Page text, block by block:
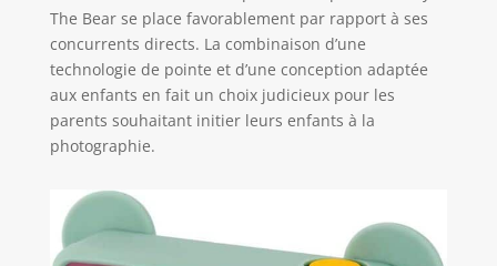
Kidamento,
reconnue pour sa
facilité d'utilisation
et sa durabilité.
Dès leur
l'enthousiasme des
enfants.
The Bear se place favorablement par rapport à ses
concurrents directs. La combinaison d’une
technologie de pointe et d’une conception adaptée
aux enfants en fait un choix judicieux pour les
parents souhaitant initier leurs enfants à la
photographie.